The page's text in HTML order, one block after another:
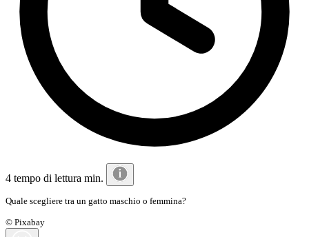
4 tempo di lettura min.
Quale scegliere tra un gatto maschio o femmina?
© Pixabay